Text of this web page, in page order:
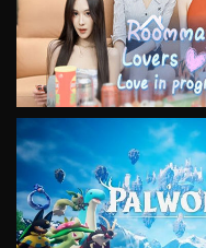
VIEW
VIEW